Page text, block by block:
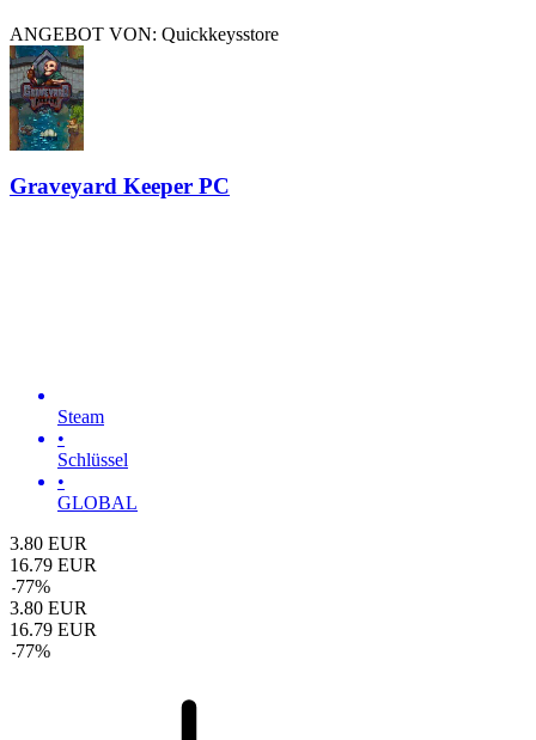
ANGEBOT VON: Quickkeysstore
Graveyard Keeper PC
Steam
•
Schlüssel
•
GLOBAL
3.80 EUR
16.79 EUR
-77%
3.80 EUR
16.79 EUR
-77%